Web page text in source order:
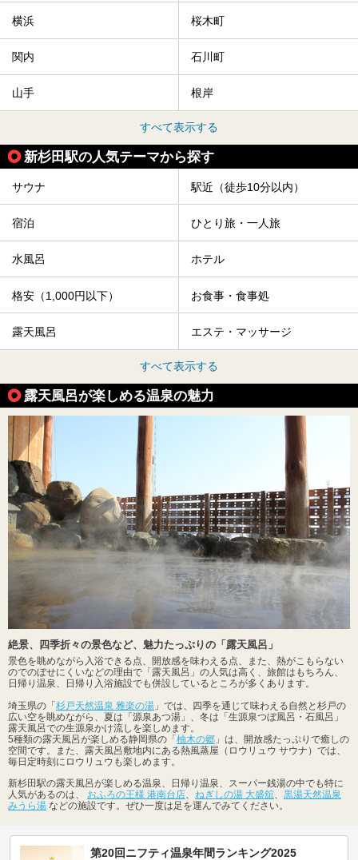
横浜 桜木町
関内 石川町
山手 根岸
すべて表示する
新杉田駅の人気テーマから探す
サウナ 駅近（徒歩10分以内）
宿泊 ひとり旅・一人旅
水風呂 ホテル
格安（1,000円以下） お食事・食事処
露天風呂 エステ・マッサージ
すべて表示する
露天風呂が楽しめる温泉の魅力
絶景、四季折々の景色など、魅力たっぷりの「露天風呂」
景色を眺めながら入浴できる点、開放感を味わえる点、また、熱がこもらない
のでのぼせにくいなどの理由で「露天風呂」の人気は高く、旅館はもちろん、
日帰り温泉、日帰り入浴施設でも併設しているところが多くあります。
埼玉県の「 杉戸天然温泉 雅楽の湯 」では、四季を通じて味わえる自然と杉戸の
広い空を眺めながら、夏は「源泉あつ湯」、冬は「生源泉つぼ風呂・石風呂」
露天風呂での生源泉かけ流しを楽しめます。
5種類の露天風呂が楽しめる静岡県の「 柚木の郷 」は、開放感たっぷりで癒しの
空間です。また、露天風呂敷地内にある熱風蒸屋（ロウリュウ サウナ）では、
毎日定時刻にロウリュウも楽しめます。
新杉田駅の露天風呂が楽しめる温泉、日帰り温泉、スーパー銭湯の中でも特に
人気があるのは、 おふろの王様 港南台店、 ねぎしの湯 大盛舘、 黒湯天然温泉
みうら湯 などの施設です。ぜひ一度は足を運んでみてください。
第20回ニフティ温泉年間ランキング2025